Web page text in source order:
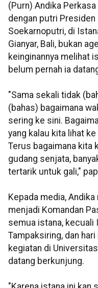
(Purn) Andika
dengan putri
Soekarnoputri, di
Gianyar, Bali, bukan
keinginannya melihat
belum pernah ia
"Sama sekali tidak
(bahas) bagaimana
sering ke sini.
yang kalau kita lihat
Terus bagaimana kita
gudang senjata,
tertarik untuk gali,"
Kepada media,
menjadi Komandan
semua istana, kecuali
Tampaksiring, dan
kegiatan di
datang berkunjung.